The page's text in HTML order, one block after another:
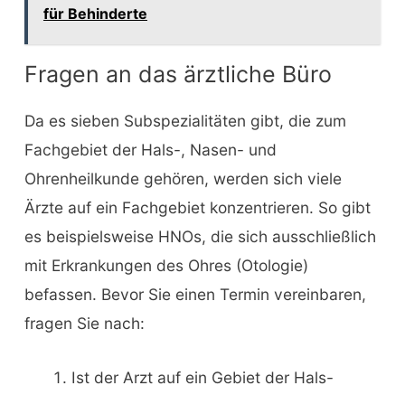
für Behinderte
Fragen an das ärztliche Büro
Da es sieben Subspezialitäten gibt, die zum
Fachgebiet der Hals-, Nasen- und
Ohrenheilkunde gehören, werden sich viele
Ärzte auf ein Fachgebiet konzentrieren. So gibt
es beispielsweise HNOs, die sich ausschließlich
mit Erkrankungen des Ohres (Otologie)
befassen. Bevor Sie einen Termin vereinbaren,
fragen Sie nach:
Ist der Arzt auf ein Gebiet der Hals-